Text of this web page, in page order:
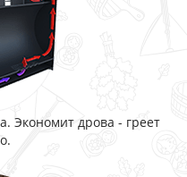
Экономит дрова - греет